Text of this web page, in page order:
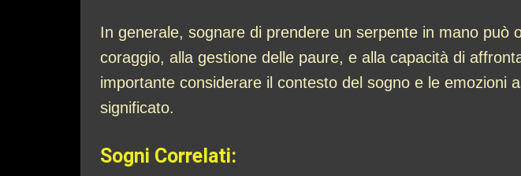
In generale, sognare di prendere un serpente in mano può
coraggio, alla gestione delle paure, e alla capacità di
importante considerare il contesto del sogno e le emozioni
significato.
Sogni Correlati: